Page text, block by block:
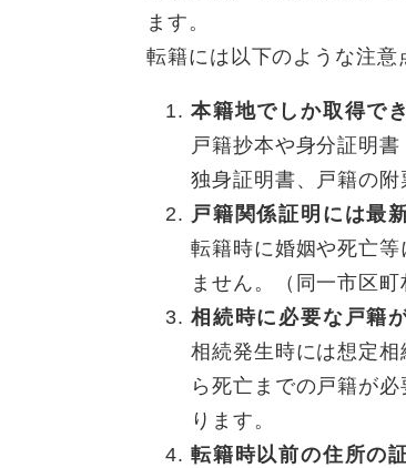
らュ
を
ひ
ら
福
の
メ
ニ
ュ
ー
を
ひ
く
ツ
文
化
メ
ニ
ュ
ー
を
ひ
ら
く
まちづくり・環境
ま
づ
く
・
環
境
ニ
ュ
ー
ら
しごと・産業
し
ご
と
・
産
の
メ
ニ
ュ
ー
ひ
市政情報
市
政
報
の
メ
ニ
ュ
ー
を
ます。
転籍には以下のような注意
本籍地でしか取得で
戸籍抄本や身分証明
独身証明書、戸籍の附
戸籍関係証明には最
転籍時に婚姻や死亡
ません。（同一市区
相続時に必要な戸籍
相続発生時には想定
ら死亡までの戸籍が
ります。
転籍時以前の住所の